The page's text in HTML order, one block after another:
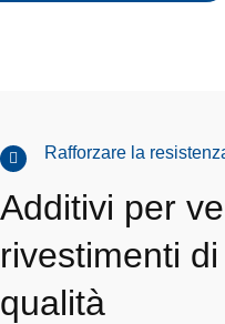
Rafforzare la
Additivi per
rivestimenti
qualità